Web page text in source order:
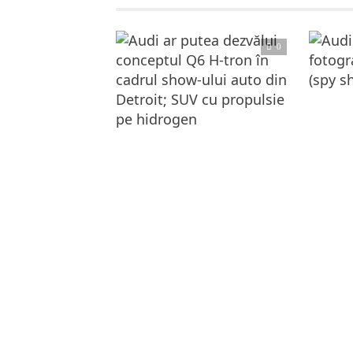
0
Citește articolul complet